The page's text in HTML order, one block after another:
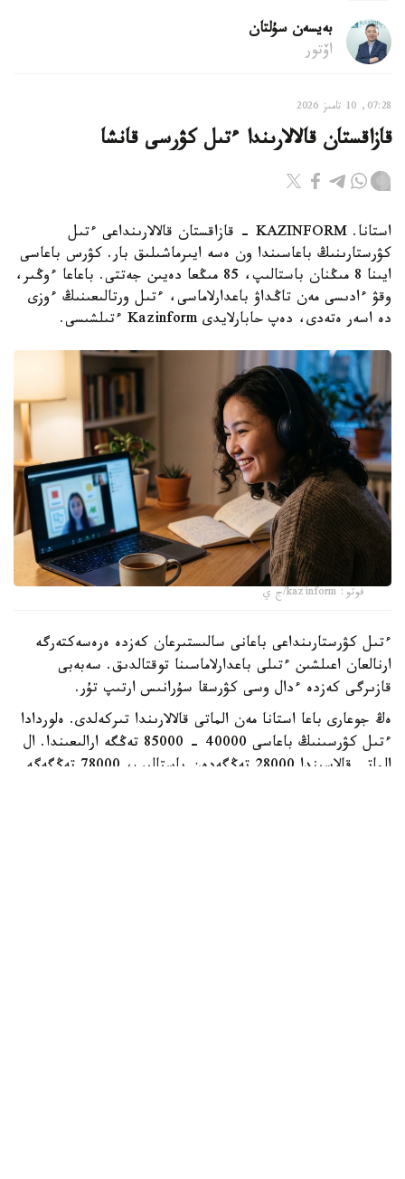
بەيسەن سۇلتان
اۆتور
07:28, 10 تامىز 2026
قازاقستان قالالارىندا ءتىل كۋرسى قانشا
استانا. KAZINFORM - قازاقستان قالالارىنداعى ءتىل
كۋرستارىنىڭ باعاسىندا ون ەسە ايىرماشىلىق بار. كۋرس باعاسى
ايىنا 8 مىڭنان باستالىپ، 85 مىڭعا دەيىن جەتتى. باعاعا ءوڭىر،
وقۋ ءادىسى مەن تاڭداۋ باعدارلاماسى، ءتىل ورتالىعىنىڭ ءوزى
دە اسەر ەتەدى، دەپ حابارلايدى Kazinform ءتىلشىسى.
فوتو: kazinform/ج ي
ءتىل كۋرستارىنداعى باعانى سالىستىرعان كەزدە ەرەسەكتەرگە
ارنالعان اعىلشىن ءتىلى باعدارلاماسىنا توقتالدىق. سەبەبى
قازىرگى كەزدە ءدال وسى كۋرسقا سۇرانىس ارتىپ تۇر.
ەڭ جوعارى باعا استانا مەن الماتى قالالارىندا تىركەلدى. ەلوردادا
ءتىل كۋرسىنىڭ باعاسى 40000 - 85000 تەڭگە ارالىعىندا. ال
الماتى قالاسىندا 28000 تەڭگەدەن باستالىپ، 78000 تەڭگەگە